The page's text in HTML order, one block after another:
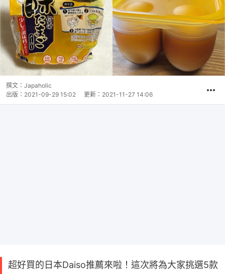
撰文： Japaholic
出版： 2021-09-29 15:02 更新： 2021-11-27 14:06
超好買的日本Daiso推薦來啦！這次將為大家挑選5款